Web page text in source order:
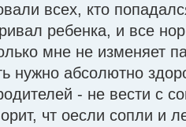
всех, кто
ребенка, и все
мне не изменяет
нужно абсолютно
- не вести с
чт оесли сопли и